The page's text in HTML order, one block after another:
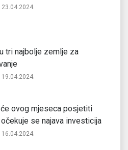
23.04.2024.
tri najbolje zemlje za
19.04.2024.
ovog mjeseca posjetiti
očekuje se najava investicija
16.04.2024.